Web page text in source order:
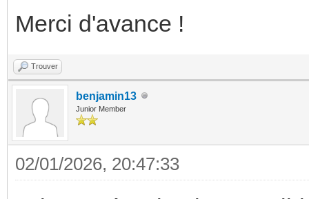
Merci d'avance !
Trouver
benjamin13
Junior Member
02/01/2026, 20:47:33